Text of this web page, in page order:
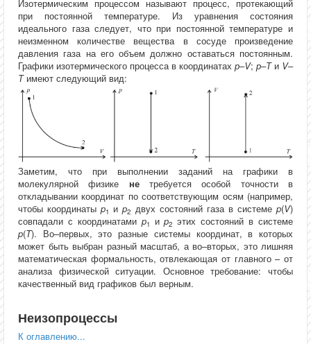
Изотермическим процессом называют процесс, протекающий
при постоянной температуре. Из уравнения состояния
идеального газа следует, что при постоянной температуре и
неизменном количестве вещества в сосуде произведение
давления газа на его объем должно оставаться постоянным.
Графики изотермического процесса в координатах р–V; р–Ти V–
Тимеют следующий вид:
Заметим, что при выполнении заданий на графики в
молекулярной физике нетребуется особой точности в
откладывании координат по соответствующим осям (например,
чтобы координатыp1 иp2 двух состояний газа в системеp(V)
совпадали с координатами p1 иp2 этих состояний в системе
p(T). Во–первых, это разные системы координат, в которых
может быть выбран разный масштаб, а во–вторых, это лишняя
математическая формальность, отвлекающая от главного – от
анализа физической ситуации. Основное требование: чтобы
качественный вид графиков был верным.
Неизопроцессы
К оглавлению...